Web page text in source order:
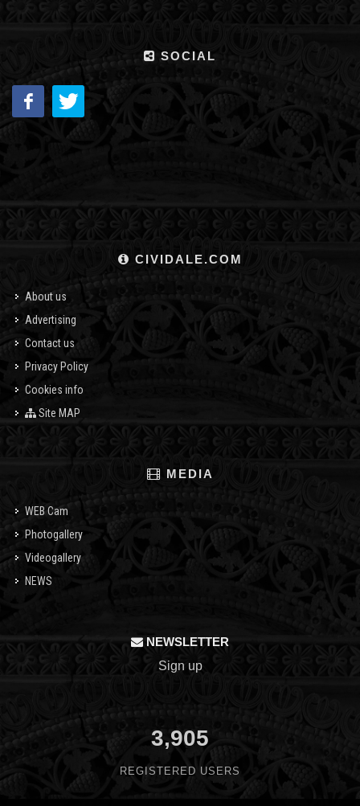
SOCIAL
CIVIDALE.COM
About us
Advertising
Contact us
Privacy Policy
Cookies info
Site MAP
MEDIA
WEB Cam
Photogallery
Videogallery
NEWS
NEWSLETTER
Sign up
3,905
REGISTERED USERS